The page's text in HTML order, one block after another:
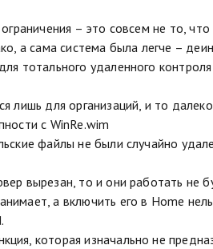
– это совсем не то,
а сама система была легче –
тотального удаленного
лишь для организаций, и то
с WinRe.wim
файлы не были случайно
вырезан, то и они работать не
а включить его в Home
которая изначально не